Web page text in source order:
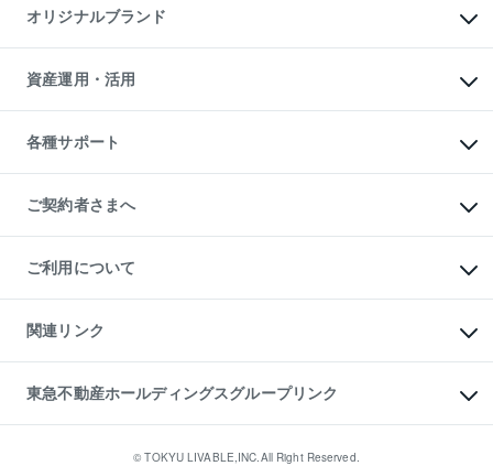
アパート経営
収益物件
ビル購入（ビル一棟）
投資用不動産の売却査定
事業用不動産の売却査定
マンションライブラリー
人気マンションランキング
暮らしに役立つ不動産メディア
不動産相場・不動産価格情報
不動産コラム・ニュース
不動産用語集
不動産なんでもネット相談室
住まいの税金
オリジナルブランド
一棟リノベーションマンション
L`GENTE（ルジェンテ）
区分リノベーションマンション
投資用一棟レジデンスWELL
不動産小口投資
LEGACIA（レガシア）
資産運用・活用
不動産M&A
アセットマネジメント・出資
各種サポート
相続サポート
リフォームサポート
ご契約者さまへ
ご紹介・再契約特典
入居者様専用-各種ご案内（賃貸）
東急こすもす会「こすもすWeb」
ご利用について
金融商品取引について
東急リバブル ソーシャルメディアポリシー
ご意見・お問い合わせ（金融商品取引専用の相談・お問い合わせ窓口）
ダイレクトメール（郵送物）・Eメールなどの送付停止について
関連リンク
これからご結婚される方に東急百貨店のブライダルクラブ
人材サービスのご用命は 東急リバブルスタッフ株式会社まで
東北の逸品を贈ります 東北すぐれものセレクション
東急不動産ホールディングスグループリンク
東急コミュニティー© TOKYU LIVABLE,INC.All Right Reserved.